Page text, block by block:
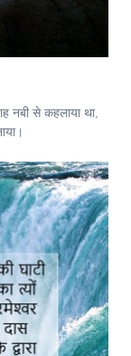
नबी से कहलाया था,